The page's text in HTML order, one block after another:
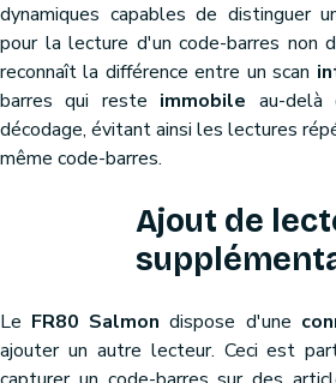
dynamiques capables de distinguer
pour la lecture d'un code-barres non
reconnaît la différence entre un scan
barres qui reste immobile au-
décodage, évitant ainsi les lectures
même code-barres.
Ajout de
Le FR80 Salmon dispose d'une
ajouter un autre lecteur. Ceci est